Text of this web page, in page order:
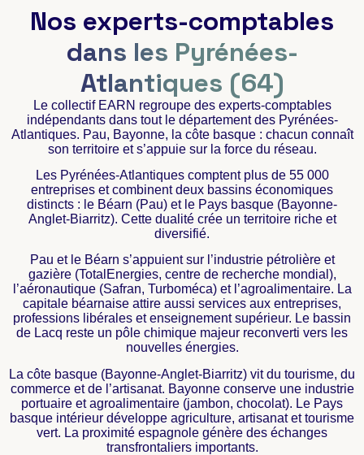
Nos experts-comptables
dans les Pyrénées-
Atlantiques (64)
Le collectif EARN regroupe des experts-comptables
indépendants dans tout le département des Pyrénées-
Atlantiques. Pau, Bayonne, la côte basque : chacun connaît
son territoire et s’appuie sur la force du réseau.
Les Pyrénées-Atlantiques comptent plus de 55 000
entreprises et combinent deux bassins économiques
distincts : le Béarn (Pau) et le Pays basque (Bayonne-
Anglet-Biarritz). Cette dualité crée un territoire riche et
diversifié.
Pau et le Béarn s’appuient sur l’industrie pétrolière et
gazière (TotalEnergies, centre de recherche mondial),
l’aéronautique (Safran, Turboméca) et l’agroalimentaire. La
capitale béarnaise attire aussi services aux entreprises,
professions libérales et enseignement supérieur. Le bassin
de Lacq reste un pôle chimique majeur reconverti vers les
nouvelles énergies.
La côte basque (Bayonne-Anglet-Biarritz) vit du tourisme, du
commerce et de l’artisanat. Bayonne conserve une industrie
portuaire et agroalimentaire (jambon, chocolat). Le Pays
basque intérieur développe agriculture, artisanat et tourisme
vert. La proximité espagnole génère des échanges
transfrontaliers importants.